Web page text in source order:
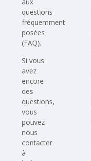
questions
fréquemment
posées
(FAQ).
Si vous
avez
encore
des
questions,
vous
pouvez
nous
contacter
à